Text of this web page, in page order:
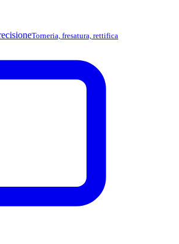
Torneria, fresatura, rettifica